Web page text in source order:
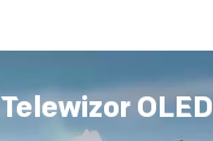
Telewizor OLED